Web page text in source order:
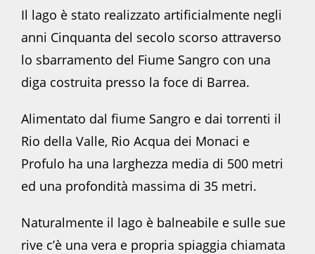
Il lago è stato realizzato artificialmente negli
anni Cinquanta del secolo scorso attraverso
lo sbarramento del Fiume Sangro con una
diga costruita presso la foce di Barrea.
Alimentato dal fiume Sangro e dai torrenti il
Rio della Valle, Rio Acqua dei Monaci e
Profulo ha una larghezza media di 500 metri
ed una profondità massima di 35 metri.
Naturalmente il lago è balneabile e sulle sue
rive c’è una vera e propria spiaggia chiamata